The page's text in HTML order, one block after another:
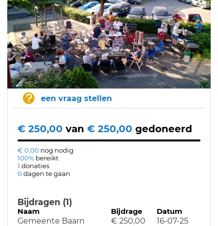
een vraag stellen
€ 250,00 van € 250,00 gedoneerd
€ 0,00 nog nodig
100% bereikt
1 donaties
0dagen te gaan
Bijdragen (1)
Naam Bijdrage Datum
Gemeente Baarn € 250,00 16-07-25